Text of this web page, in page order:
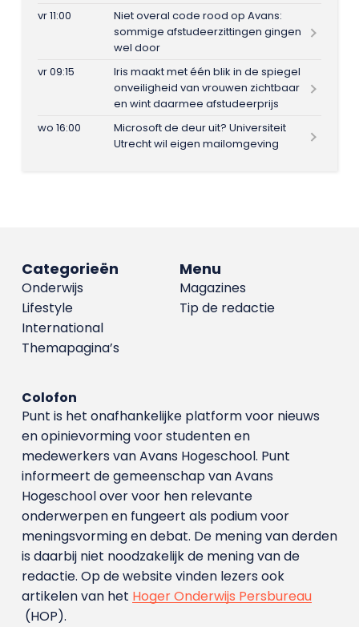
vr 11:00
Niet overal code rood op Avans:
sommige afstudeerzittingen gingen
wel door
vr 09:15
Iris maakt met één blik in de spiegel
onveiligheid van vrouwen zichtbaar
en wint daarmee afstudeerprijs
wo 16:00
Microsoft de deur uit? Universiteit
Utrecht wil eigen mailomgeving
Menu
Magazines
Tip de redactie
Categorieën
Onderwijs
Lifestyle
International
Themapagina’s
Colofon
Punt is het onafhankelijke platform voor nieuws
en opinievorming voor studenten en
medewerkers van Avans Hoge­school. Punt
informeert de gemeenschap van Avans
Hogeschool over voor hen relevante
onderwerpen en fungeert als podium voor
meningsvorming en debat. De mening van derden
is daarbij niet noodzakelijk de mening van de
redactie. Op de website vinden lezers ook
artikelen van het Hoger Onderwijs Persbureau
(HOP).